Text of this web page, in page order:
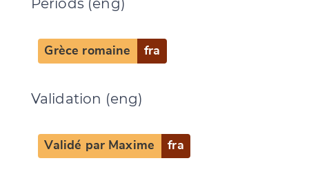
Periods (eng)
Grèce romaine fra
Validation (eng)
Validé par Maxime fra